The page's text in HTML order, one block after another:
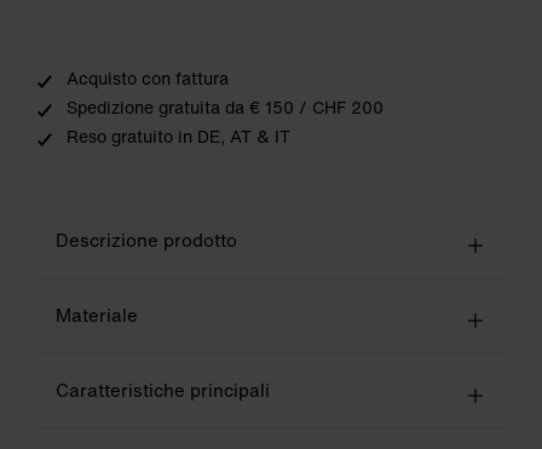
Acquisto con fattura
Spedizione gratuita da € 150 / CHF 200
Reso gratuito in DE, AT & IT
Descrizione prodotto
Materiale
Caratteristiche principali